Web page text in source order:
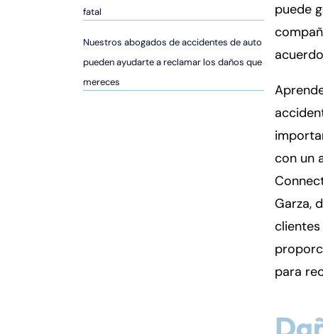
er
Inj
fatal
Nuestros abogados de accidentes de auto
pueden ayudarte a reclamar los daños que
mereces
puede
con un
Garza,
para